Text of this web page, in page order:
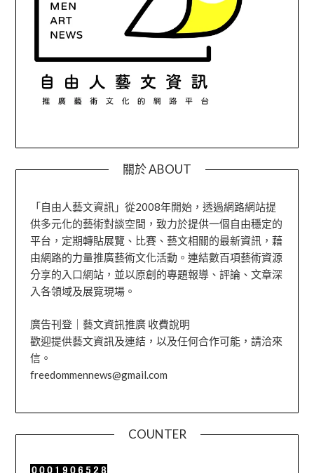
關於 ABOUT
「自由人藝文資訊」從2008年開始，透過網路網站提
供多元化的藝術對談空間，致力於提供一個自由穩定的
平台，定期轉貼展覽、比賽、藝文相關的最新資訊，藉
由網路的力量推廣藝術文化活動。連結數百項藝術資源
分享的入口網站，並以原創的專題報導、評論、文章深
入各領域及展覽現場。
廣告刊登｜藝文資訊推廣 收費說明
歡迎提供藝文資訊及連結，以及任何合作可能，請洽來
信。
freedommennews@gmail.com
COUNTER